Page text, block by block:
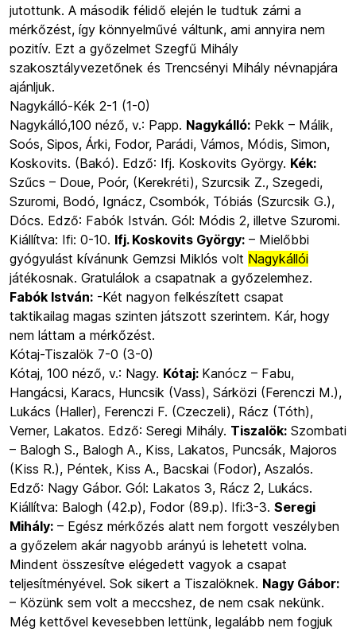
jutottunk. A második félidő elején le tudtuk zárni a
mérkőzést, így könnyelművé váltunk, ami annyira nem
pozitív. Ezt a győzelmet Szegfű Mihály
szakosztályvezetőnek és Trencsényi Mihály névnapjára
ajánljuk.
Nagykálló-Kék 2-1 (1-0)
Nagykálló,100 néző, v.: Papp. Nagykálló: Pekk – Málik,
Soós, Sipos, Árki, Fodor, Parádi, Vámos, Módis, Simon,
Koskovits. (Bakó). Edző: Ifj. Koskovits György. Kék:
Szűcs – Doue, Poór, (Kerekréti), Szurcsik Z., Szegedi,
Szuromi, Bodó, Ignácz, Csombók, Tóbiás (Szurcsik G.),
Dócs. Edző: Fabók István. Gól: Módis 2, illetve Szuromi.
Kiállítva: Ifi: 0-10. Ifj. Koskovits György: – Mielőbbi
gyógyulást kívánunk Gemzsi Miklós volt Nagykállói
játékosnak. Gratulálok a csapatnak a győzelemhez.
Fabók István: -Két nagyon felkészített csapat
taktikailag magas szinten játszott szerintem. Kár, hogy
nem láttam a mérkőzést.
Kótaj-Tiszalök 7-0 (3-0)
Kótaj, 100 néző, v.: Nagy. Kótaj: Kanócz – Fabu,
Hangácsi, Karacs, Huncsik (Vass), Sárközi (Ferenczi M.),
Lukács (Haller), Ferenczi F. (Czeczeli), Rácz (Tóth),
Verner, Lakatos. Edző: Seregi Mihály. Tiszalök: Szombati
– Balogh S., Balogh A., Kiss, Lakatos, Puncsák, Majoros
(Kiss R.), Péntek, Kiss A., Bacskai (Fodor), Aszalós.
Edző: Nagy Gábor. Gól: Lakatos 3, Rácz 2, Lukács.
Kiállítva: Balogh (42.p), Fodor (89.p). Ifi:3-3. Seregi
Mihály: – Egész mérkőzés alatt nem forgott veszélyben
a győzelem akár nagyobb arányú is lehetett volna.
Mindent összesítve elégedett vagyok a csapat
teljesítményével. Sok sikert a Tiszalöknek. Nagy Gábor:
– Közünk sem volt a meccshez, de nem csak nekünk.
Még kettővel kevesebben lettünk, legalább nem fogjuk